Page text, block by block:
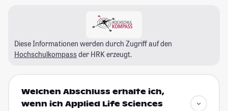
Diese Informationen werden durch Zugriff auf den
Hochschulkompass der HRK erzeugt.
Welchen Abschluss erhalte ich,
wenn ich Applied Life Sciences